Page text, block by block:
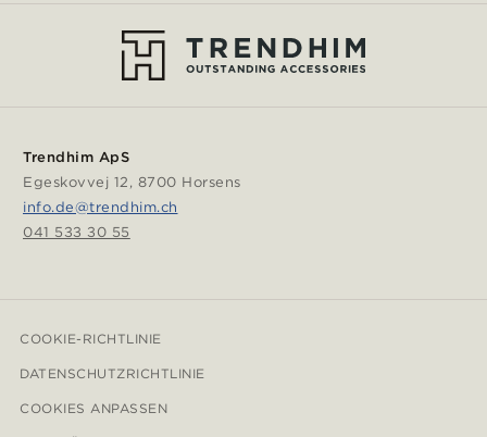
Trendhim ApS
Egeskovvej 12, 8700 Horsens
info.de@trendhim.ch
041 533 30 55
COOKIE-RICHTLINIE
DATENSCHUTZRICHTLINIE
COOKIES ANPASSEN